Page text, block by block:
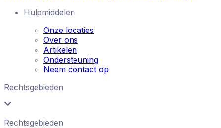
Hulpmiddelen
Onze locaties
Over ons
Artikelen
Ondersteuning
Neem contact op
Rechtsgebieden
Rechtsgebieden